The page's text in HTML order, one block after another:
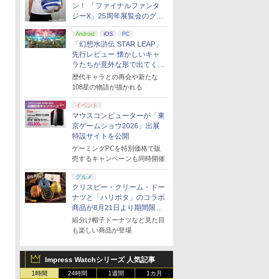
ン！ 「ファイナルファンタ
ジーX」25周年展覧会のグッ
ズ情報が公開
Android iOS PC
「幻想水滸伝 STAR LEAP」
先行レビュー 懐かしいキャ
ラたちが意外な形で出てくる
シリーズ完全新作！
歴代キャラとの再会や新たな
108星の物語が描かれる
イベント
マウスコンピューターが「東
京ゲームショウ2026」出展
特設サイトを公開
ゲーミングPCを特別価格で販
売するキャンペーンも同時開催
グルメ
クリスピー・クリーム・ドー
ナツと「ハリポタ」のコラボ
商品が8月21日より期間限定
で発売
組分け帽子ドーナツなど見た目
も楽しい商品が登場
Impress Watchシリーズ 人気記事
1時間 24時間 1週間 1カ月